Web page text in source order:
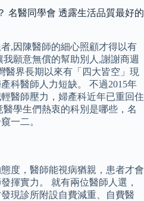
名醫同學會 透露生活品質最好的
,因陳醫師的細心照顧才得以有
願意無償的幫助別人,謝謝商週
醫界長期以來有「四大皆空」現
科醫師人力短缺。 不過2015年
醫師壓力，婦產科近年已重回住
學生們熱衷的科別是哪些，名
一二。
度，醫師能視病猶親，患者才會
揮實力。 就有兩位醫師人選，
現診所附設自費減重、自費醫